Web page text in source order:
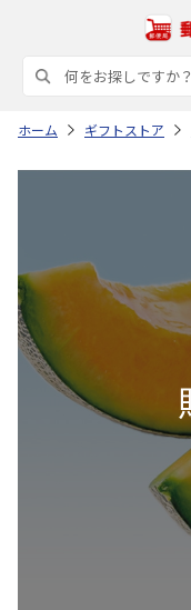
ホーム ギフトストア